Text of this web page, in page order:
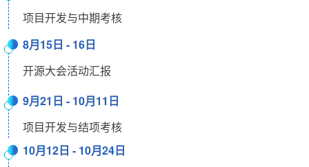
项目开发与中期考核
8月15日 - 16日
开源大会活动汇报
9月21日 - 10月11日
项目开发与结项考核
10月12日 - 10月24日